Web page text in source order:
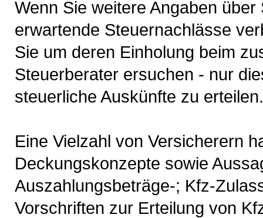
Wenn Sie weitere Angaben
erwartende Steuernachlässe
Sie um deren Einholung beim
Steuerberater ersuchen - nur
steuerliche Auskünfte zu erteilen.
Eine Vielzahl von Versicherern
Deckungskonzepte sowie
Auszahlungsbeträge-; Kfz-
Vorschriften zur Erteilung von